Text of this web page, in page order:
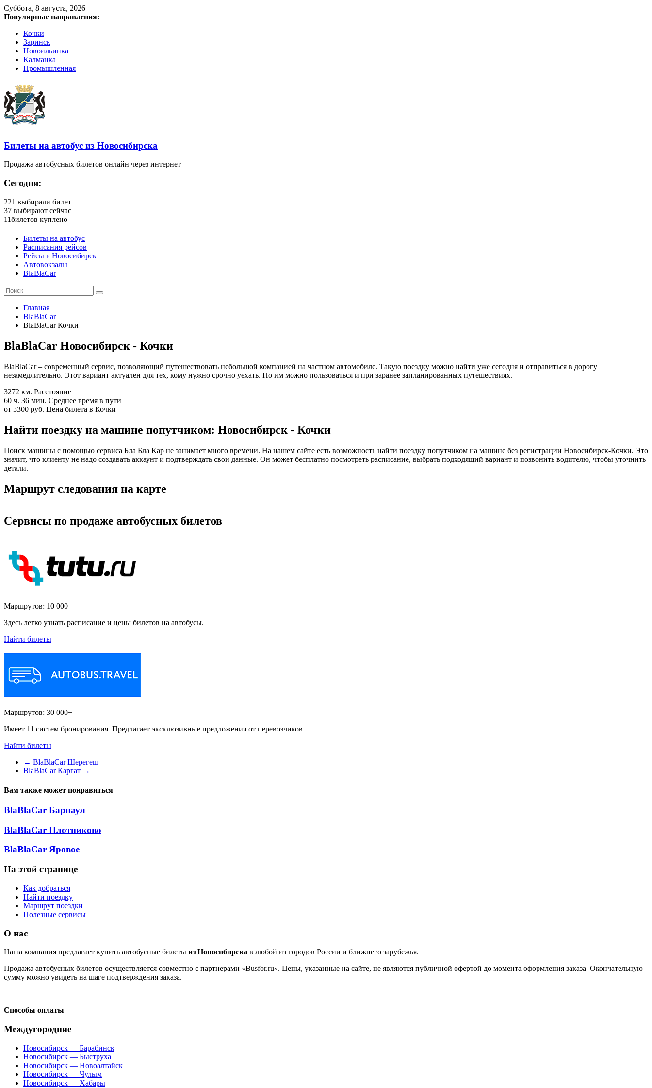
Суббота, 8 августа, 2026
Популярные направления:
Кочки
Заринск
Новоильинка
Калманка
Промышленная
Билеты на автобус из Новосибирска
Продажа автобусных билетов онлайн через интернет
Сегодня:
221 выбирали билет
37 выбирают сейчас
11билетов куплено
Билеты на автобус
Расписания рейсов
Рейсы в Новосибирск
Автовокзалы
BlaBlaCar
Главная
BlaBlaCar
BlaBlaCar Кочки
BlaBlaCar Новосибирск - Кочки
BlaBlaCar – современный сервис, позволяющий путешествовать небольшой компанией на частном автомобиле. Такую поездку можно найти уже сегодня и отправиться в дорогу
незамедлительно. Этот вариант актуален для тех, кому нужно срочно уехать. Но им можно пользоваться и при заранее запланированных путешествиях.
3272 км. Расстояние
60 ч. 36 мин. Среднее время в пути
от 3300 руб. Цена билета в Кочки
Найти поездку на машине попутчиком: Новосибирск - Кочки
Поиск машины с помощью сервиса Бла Бла Кар не занимает много времени. На нашем сайте есть возможность найти поездку попутчиком на машине без регистрации Новосибирск-Кочки. Это
значит, что клиенту не надо создавать аккаунт и подтверждать свои данные. Он может бесплатно посмотреть расписание, выбрать подходящий вариант и позвонить водителю, чтобы уточнить
детали.
Маршрут следования на карте
Сервисы по продаже автобусных билетов
Маршрутов: 10 000+
Здесь легко узнать расписание и цены билетов на автобусы.
Найти билеты
Маршрутов: 30 000+
Имеет 11 систем бронирования. Предлагает эксклюзивные предложения от перевозчиков.
Найти билеты
← BlaBlaCar Шерегеш
BlaBlaCar Каргат →
Вам также может понравиться
BlaBlaCar Барнаул
BlaBlaCar Плотниково
BlaBlaCar Яровое
На этой странице
Как добраться
Найти поездку
Маршрут поездки
Полезные сервисы
О нас
Наша компания предлагает купить автобусные билеты из Новосибирска в любой из городов России и ближнего зарубежья.
Продажа автобусных билетов осуществляется совместно с партнерами «Busfor.ru». Цены, указанные на сайте, не являются публичной офертой до момента оформления заказа. Окончательную
сумму можно увидеть на шаге подтверждения заказа.
Способы оплаты
Междугородние
Новосибирск — Барабинск
Новосибирск — Быструха
Новосибирск — Новоалтайск
Новосибирск — Чулым
Новосибирск — Хабары